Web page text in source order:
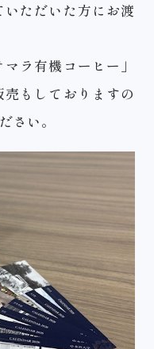
ただいた方にお渡
ラ有機コーヒー」
もしておりますの
さい。